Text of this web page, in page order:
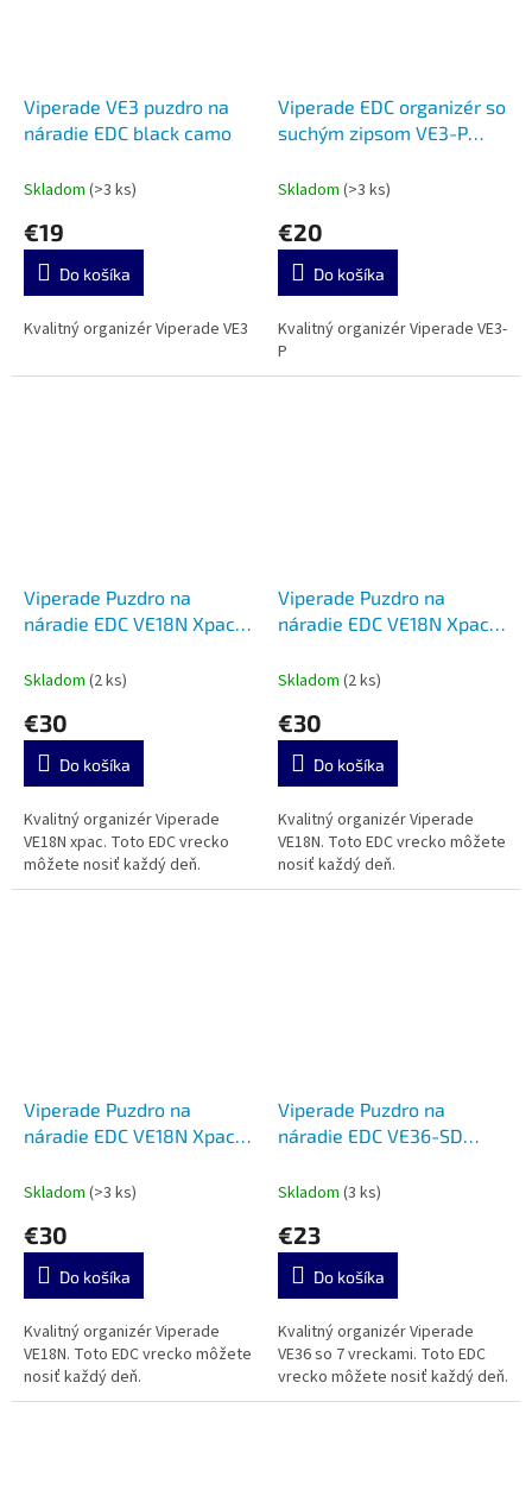
Viperade VE3 puzdro na
náradie EDC black camo
Skladom (>3 ks)
€19
Do košíka
Kvalitný organizér Viperade VE3
Viperade EDC organizér so
suchým zipsom VE3-P
Skladom (>3 ks)
€20
Do košíka
Kvalitný organizér Viperade VE3-
P
Viperade Puzdro na
náradie EDC VE18N Xpac
Skladom (2 ks)
€30
Do košíka
Kvalitný organizér Viperade
VE18N xpac. Toto EDC vrecko
môžete nosiť každý deň.
Viperade Puzdro na
náradie EDC VE18N Xpac
Skladom (2 ks)
€30
Do košíka
Kvalitný organizér Viperade
VE18N. Toto EDC vrecko môžete
nosiť každý deň.
Viperade Puzdro na
náradie EDC VE18N Xpac
Skladom (>3 ks)
€30
Do košíka
Kvalitný organizér Viperade
VE18N. Toto EDC vrecko môžete
nosiť každý deň.
Viperade Puzdro na
náradie EDC VE36-SD
Skladom (3 ks)
€23
Do košíka
Kvalitný organizér Viperade
VE36 so 7 vreckami. Toto EDC
vrecko môžete nosiť každý deň.